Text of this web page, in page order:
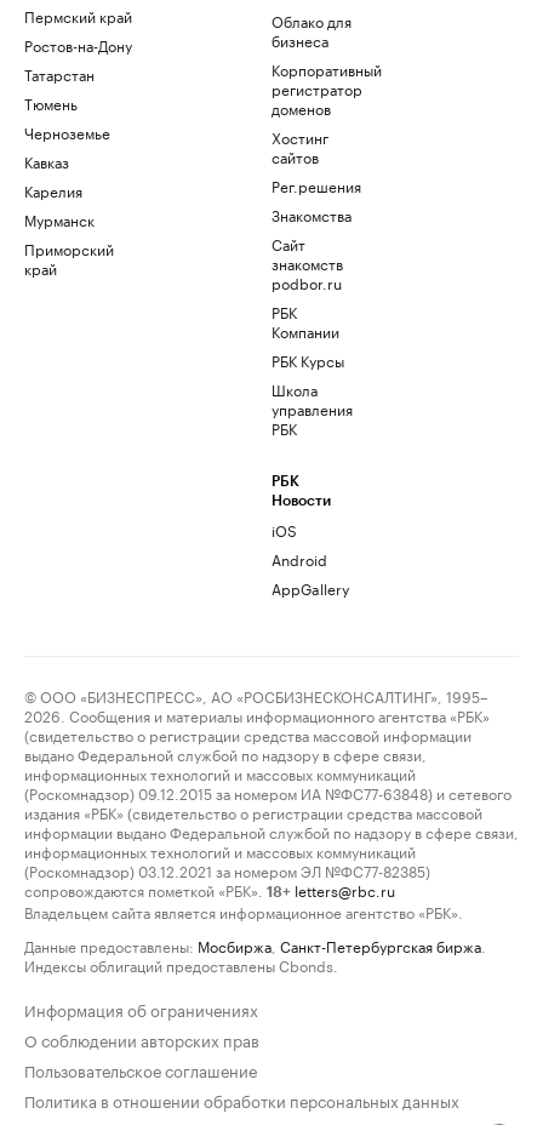
Пермский край
Ростов-на-Дону
Татарстан
Тюмень
Черноземье
Кавказ
Карелия
Мурманск
Приморский
край
Облако для
бизнеса
Корпоративный
регистратор
доменов
Хостинг
сайтов
Рег.решения
Знакомства
Сайт
знакомств
podbor.ru
РБК
Компании
РБК Курсы
Школа
управления
РБК
РБК
Новости
iOS
Android
AppGallery
© ООО «БИЗНЕСПРЕСС», АО «РОСБИЗНЕСКОНСАЛТИНГ», 1995–
2026. Сообщения и материалы информационного агентства «РБК»
(свидетельство о регистрации средства массовой информации
выдано Федеральной службой по надзору в сфере связи,
информационных технологий и массовых коммуникаций
(Роскомнадзор) 09.12.2015 за номером ИА №ФС77-63848) и сетевого
издания «РБК» (свидетельство о регистрации средства массовой
информации выдано Федеральной службой по надзору в сфере связи,
информационных технологий и массовых коммуникаций
(Роскомнадзор) 03.12.2021 за номером ЭЛ №ФС77-82385)
сопровождаются пометкой «РБК».
18+ letters@rbc.ru
Владельцем сайта является информационное агентство «РБК».
Данные предоставлены: Мосбиржа Санкт-Петербургская биржа
Индексы облигаций предоставлены Cbonds.
Информация об ограничениях
О соблюдении авторских прав
Пользовательское соглашение
Политика в отношении обработки персональных данных